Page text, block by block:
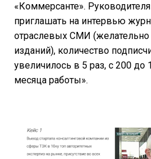
«Коммерсанте».
приглашать на интервью
отраслевых СМИ (желательно
изданий), количество
увеличилось в 5 раз, с 200 до
месяца работы».